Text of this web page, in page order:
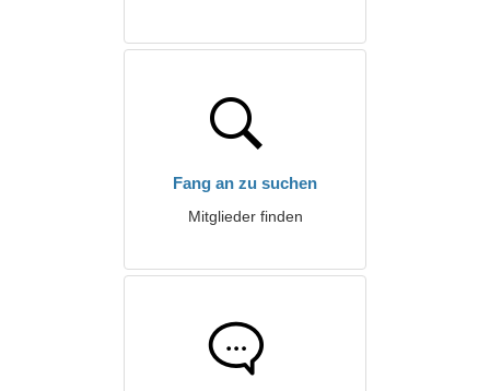
Fang an zu suchen
Mitglieder finden